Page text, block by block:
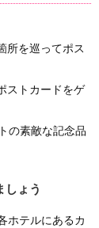
所を巡ってポス
ストカードをゲ
の素敵な記念品
しょう
ホテルにあるカ